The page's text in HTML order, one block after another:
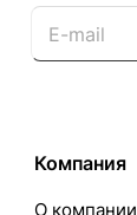
Компания
О компании